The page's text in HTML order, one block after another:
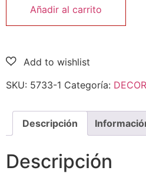
Añadir al carrito
SKU: 5733-1 Categoría:
Descripción
Descripción